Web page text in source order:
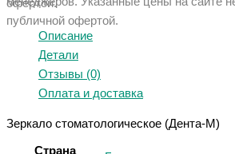
офертой.
публичной офертой.
Описание
Детали
Отзывы (0)
Оплата и доставка
Зеркало стоматологическое (Дента-М)
Страна